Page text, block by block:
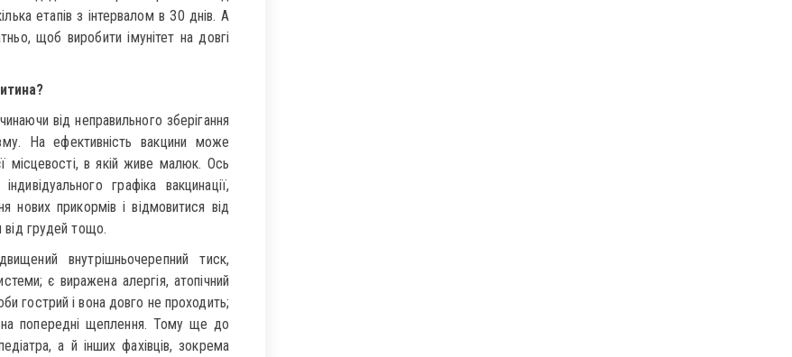
етапів з інтервалом в 30 днів. А
щоб виробити імунітет на довгі
від неправильного зберігання
На ефективність вакцини може
місцевості, в якій живе малюк. Ось
графіка вакцинації,
нових прикормів і відмовитися від
від грудей тощо.
внутрішньочерепний тиск,
є виражена алергія, атопічний
гострий і вона довго не проходить;
на попередні щеплення. Тому ще до
а й інших фахівців, зокрема